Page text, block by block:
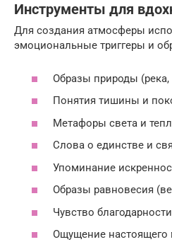
Инструменты для
Для создания атмосферы
эмоциональные триггеры и
Образы природы (река,
Понятия тишины и
Метафоры света и
Слова о единстве и
Упоминание
Образы равновесия
Чувство
Ощущение настоящего